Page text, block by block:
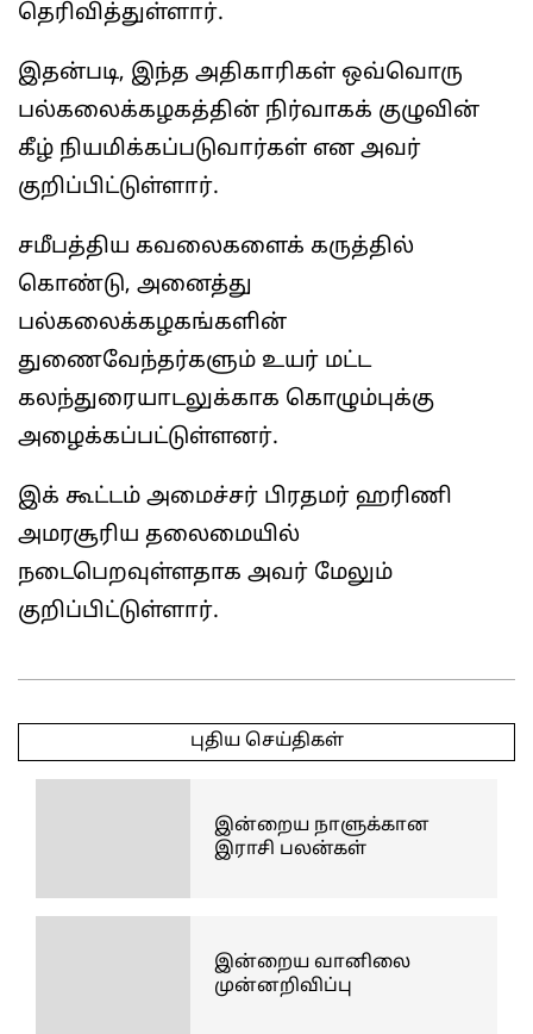
தெரிவித்துள்ளார்.
இதன்படி, இந்த அதிகாரிகள் ஒவ்வொரு
பல்கலைக்கழகத்தின் நிர்வாகக் குழுவின்
கீழ் நியமிக்கப்படுவார்கள் என அவர்
குறிப்பிட்டுள்ளார்.
சமீபத்திய கவலைகளைக் கருத்தில்
கொண்டு, அனைத்து
பல்கலைக்கழகங்களின்
துணைவேந்தர்களும் உயர் மட்ட
கலந்துரையாடலுக்காக கொழும்புக்கு
அழைக்கப்பட்டுள்ளனர்.
இக் கூட்டம் அமைச்சர் பிரதமர் ஹரிணி
அமரசூரிய தலைமையில்
நடைபெறவுள்ளதாக அவர் மேலும்
குறிப்பிட்டுள்ளார்.
05-
புதிய செய்திகள்
இன்றைய நாளுக்கான
இராசி பலன்கள்
இன்றைய வானிலை
முன்னறிவிப்பு